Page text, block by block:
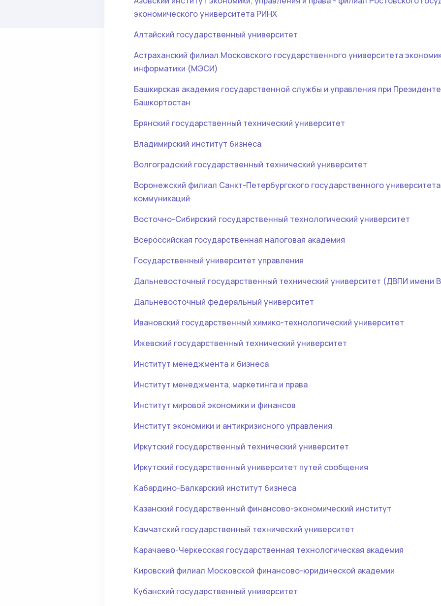
экономического университета РИНХ
Алтайский государственный университет
Астраханский филиал Московского государственного университета
информатики (МЭСИ)
Башкирская академия государственной службы и управления при
Башкортостан
Брянский государственный технический университет
Владимирский институт бизнеса
Волгоградский государственный технический университет
Воронежский филиал Санкт-Петербургского государственного
коммуникаций
Восточно-Сибирский государственный технологический университет
Всероссийская государственная налоговая академия
Государственный университет управления
Дальневосточный государственный технический университет (ДВПИ имени
Дальневосточный федеральный университет
Ивановский государственный химико-технологический университет
Ижевский государственный технический университет
Институт менеджмента и бизнеса
Институт менеджмента, маркетинга и права
Институт мировой экономики и финансов
Институт экономики и антикризисного управления
Иркутский государственный технический университет
Иркутский государственный университет путей сообщения
Кабардино-Балкарский институт бизнеса
Казанский государственный финансово-экономический институт
Камчатский государственный технический университет
Карачаево-Черкесская государственная технологическая академия
Кировский филиал Московской финансово-юридической академии
Кубанский государственный университет